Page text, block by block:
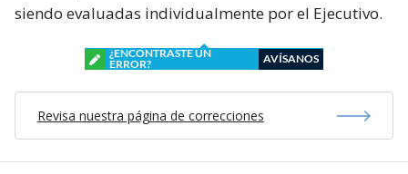
siendo evaluadas individualmente por el Ejecutivo.
¿ENCONTRASTE UN
ERROR?
AVÍSANOS
Revisa nuestra página de correcciones